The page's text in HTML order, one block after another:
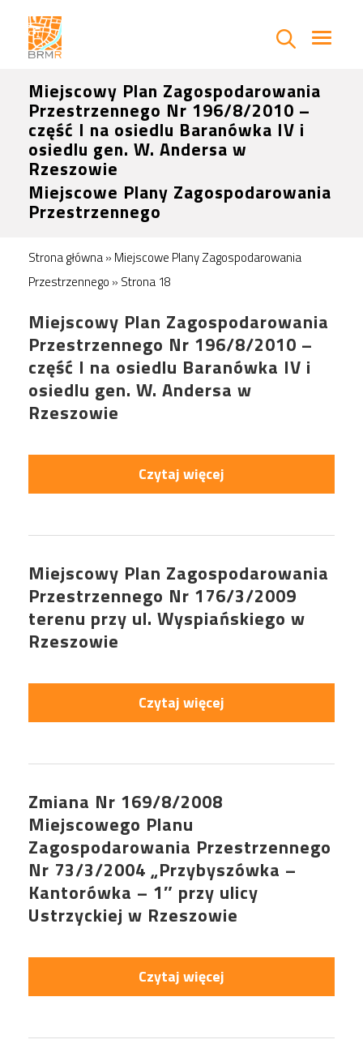
Miejscowy Plan Zagospodarowania
Przestrzennego Nr 196/8/2010 –
część I na osiedlu Baranówka IV i
osiedlu gen. W. Andersa w
Rzeszowie
Miejscowe Plany Zagospodarowania
Przestrzennego
Strona główna» Miejscowe Plany Zagospodarowania
Przestrzennego » Strona 18
Miejscowy Plan Zagospodarowania
Przestrzennego Nr 196/8/2010 –
część I na osiedlu Baranówka IV i
osiedlu gen. W. Andersa w
Rzeszowie
Czytaj więcej
Miejscowy Plan Zagospodarowania
Przestrzennego Nr 176/3/2009
terenu przy ul. Wyspiańskiego w
Rzeszowie
Czytaj więcej
Zmiana Nr 169/8/2008
Miejscowego Planu
Zagospodarowania Przestrzennego
Nr 73/3/2004 „Przybyszówka –
Kantorówka – 1″ przy ulicy
Ustrzyckiej w Rzeszowie
Czytaj więcej